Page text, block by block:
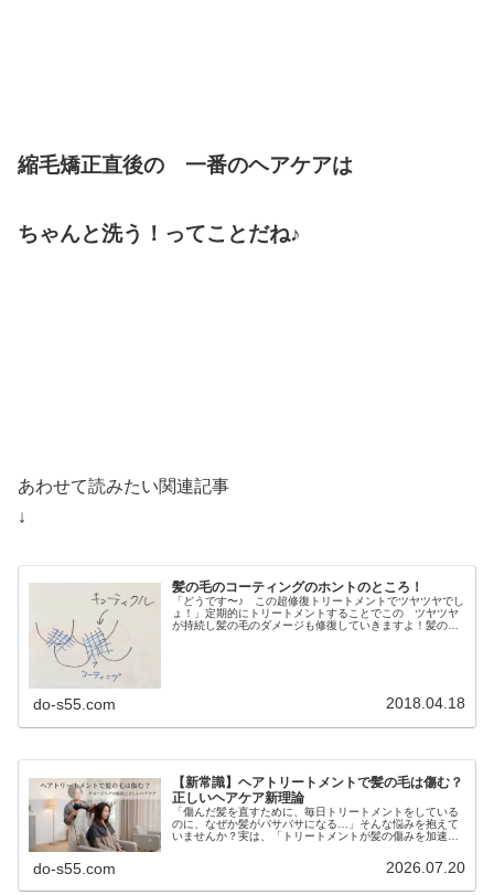
縮毛矯正直後の 一番のヘアケアは
ちゃんと洗う！ってことだね♪
あわせて読みたい関連記事
↓
髪の毛のコーティングのホントのところ！
「どうです〜♪ この超修復トリートメントでツヤツヤでし
ょ！」定期的にトリートメントすることでこの ツヤツヤ
が持続し髪の毛のダメージも修復していきますよ！髪の毛
do-s55.com 2018.04.18
【新常識】ヘアトリートメントで髪の毛は傷む？
正しいヘアケア新理論
「傷んだ髪を直すために、毎日トリートメントをしている
のに、なぜか髪がバサバサになる…」そんな悩みを抱えて
いませんか？実は、「トリートメントが髪の傷みを加速さ
do-s55.com 2026.07.20